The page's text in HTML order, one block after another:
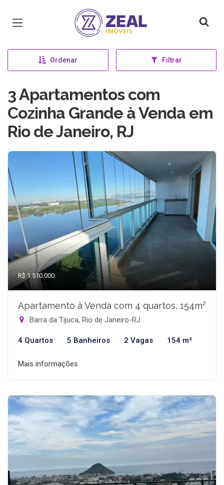
Página inicial
Ordenar Filtrar
3 Apartamentos com
Cozinha Grande à Venda em
Rio de Janeiro, RJ
R$ 1.510.000
Apartamento à Venda com 4 quartos, 154m²
Barra da Tijuca, Rio de Janeiro-RJ
4 Quartos 5 Banheiros 2 Vagas 154 m²
Mais informações